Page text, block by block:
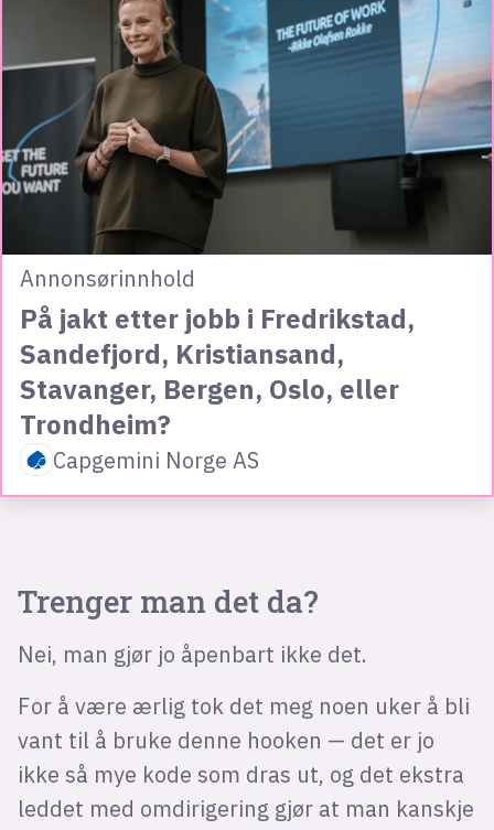
Annonsørinnhold
På jakt etter jobb i Fredrikstad,
Sandefjord, Kristiansand,
Stavanger, Bergen, Oslo, eller
Trondheim?
Capgemini Norge AS
Trenger man det da?
Nei, man gjør jo åpenbart ikke det.
For å være ærlig tok det meg noen uker å bli
vant til å bruke denne hooken — det er jo
ikke så mye kode som dras ut, og det ekstra
leddet med omdirigering gjør at man kanskje